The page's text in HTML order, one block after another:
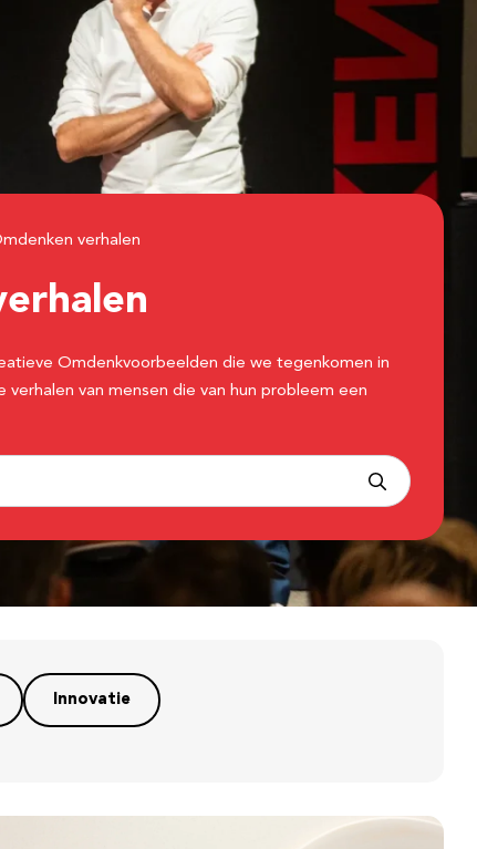
verhalen
Omdenkvoorbeelden die we tegenkomen in
verhalen van mensen die van hun probleem een
Innovatie